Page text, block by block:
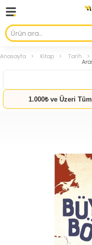
Anasayfa Kitap Tarih
1.000₺ ve Üzeri